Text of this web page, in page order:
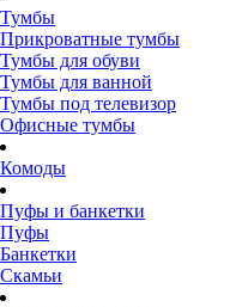
Тумбы
Прикроватные тумбы
Тумбы для обуви
Тумбы для ванной
Тумбы под телевизор
Офисные тумбы
Комоды
Пуфы и банкетки
Пуфы
Банкетки
Скамьи